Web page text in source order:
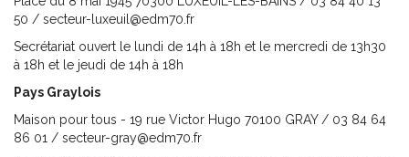
50 / secteur-luxeuil@edm70.fr
Secrétariat ouvert le lundi de 14h à 18h et le mercredi de 13h30
à 18h et le jeudi de 14h à 18h
Pays Graylois
Maison pour tous - 19 rue Victor Hugo 70100 GRAY / 03 84 64
86 01 / secteur-gray@edm70.fr